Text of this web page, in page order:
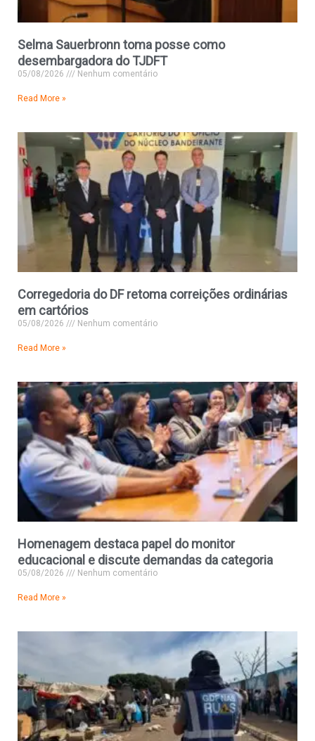
Selma Sauerbronn toma posse como
desembargadora do TJDFT
05/08/2026 Nenhum comentário
Read More »
Corregedoria do DF retoma correições ordinárias
em cartórios
05/08/2026 Nenhum comentário
Read More »
Homenagem destaca papel do monitor
educacional e discute demandas da categoria
05/08/2026 Nenhum comentário
Read More »